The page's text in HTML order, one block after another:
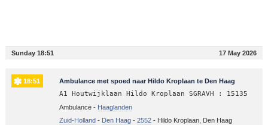
Sunday 18:51 17 May 2026
18:51 Ambulance met spoed naar Hildo Kroplaan te Den Haag
A1 Houtwijklaan Hildo Kroplaan SGRAVH : 15135
Ambulance - Haaglanden
Zuid-Holland- Den Haag- 2552- Hildo Kroplaan, Den Haag